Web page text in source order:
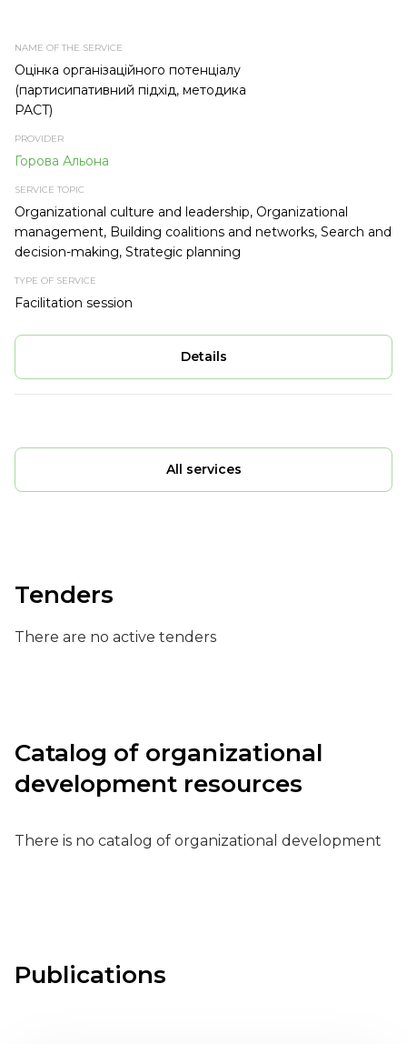
NAME
SERVICE
PROVIDERSERVICE
Оцінка організаційного потенціалу
(партисипативний підхід, методика
PACT)
Горова Альона
Organizational culture and leadership, Organizational
management, Building coalitions and networks, Search and
decision-making, Strategic planning
Facilitation session
Details
All services
Tenders
There are no active tenders
Catalog of organizational
development resources
There is no catalog of organizational development
Publications